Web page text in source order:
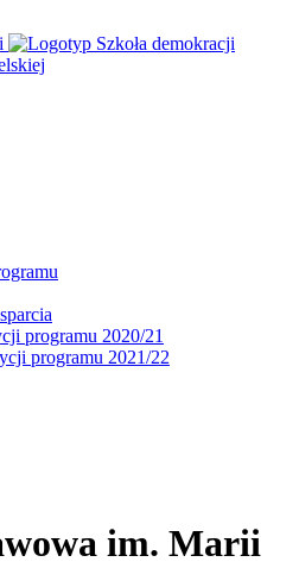
programu 2020/21
programu 2021/22
im. Marii